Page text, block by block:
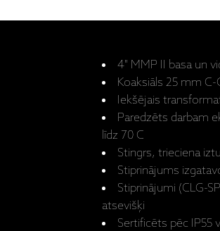
4" MMP II basa un
Koaksiāls 25 mm
Iekšējais
Paredzēts darbam
līdz 70 C
Stingrs, trieciena
Stiprinājums
Stiprinājumi (CLG-
atsevišķi
Sertificēts pēc IP55